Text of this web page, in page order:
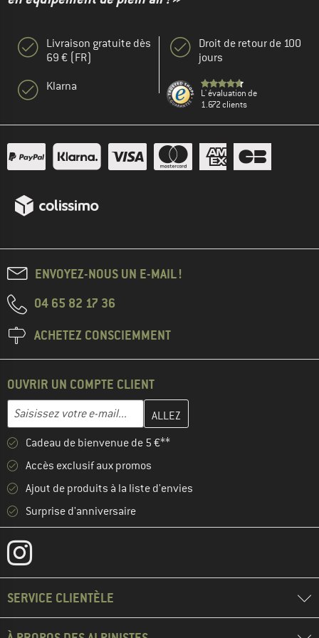
Livraison gratuite dès
69 € (FR)
Klarna
Droit de retour de 100
jours
L' évaluation de
1.672 clients
ENVOYEZ-NOUS UN E-MAIL !
04 65 82 17 36
ACHETEZ CONSCIEMMENT
OUVRIR UN COMPTE CLIENT
Saisissez votre e-mail...
Entrez votre adresse e-mail ici et créez votre compte client à la
Cadeau de bienvenue de 5 €**
Accès exclusif aux promos
Ajout de produits à la liste d'envies
Surprise d'anniversaire
SERVICE CLIENTÈLE